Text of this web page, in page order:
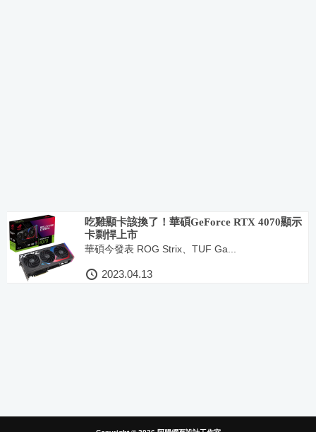
吃雞顯卡該換了！華碩GeForce RTX 4070顯示
卡剽悍上市
華碩今發表 ROG Strix、TUF Ga...
2023.04.13